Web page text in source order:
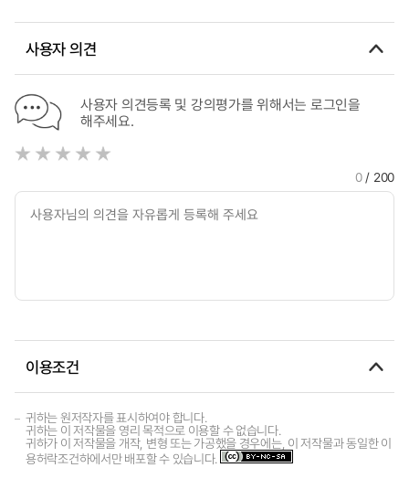
WITH OTHER MOLECULAR SUBTYPES = 조기 유방암
치료 결과 비교
사용자 의견
사용자 의견등록 및 강의평가를 위해서는 로그인을
해주세요.
0/ 200
이용조건
귀하는 원저작자를 표시하여야 합니다.
귀하는 이 저작물을 영리 목적으로 이용할 수 없습니다.
귀하가 이 저작물을 개작, 변형 또는 가공했을 경우에는, 이 저작물과 동일한 이
용허락조건하에서만 배포할 수 있습니다.